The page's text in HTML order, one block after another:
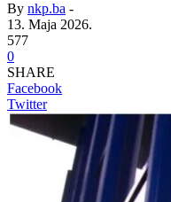
By nkp.ba -
13. Maja 2026.
577
0
SHARE
Facebook
Twitter